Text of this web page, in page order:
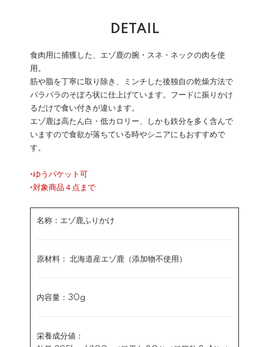
DETAIL
食肉用に捕獲した、エゾ鹿の腕・スネ・ネックの肉を使
用。
筋や脂を丁寧に取り除き、ミンチした後独自の乾燥方法で
パラパラのそぼろ状に仕上げています。フードに振りかけ
るだけで食い付きが違います。
エゾ鹿は高たん白・低カロリー、しかも鉄分を多く含んで
いますので食欲が落ちている時やシニアにもおすすめで
す。
◦ゆうパケット可
◦対象商品４点まで
名称：エゾ鹿ふりかけ
原材料： 北海道産エゾ鹿（添加物不使用）
内容量：30g
栄養成分値：